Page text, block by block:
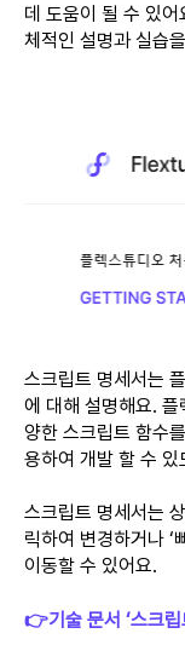
데 도움이 될 수 있
체적인 설명과 실습
스크립트 명세서는
에 대해 설명해요.
양한 스크립트 함수
용하여 개발 할 수
스크립트 명세서는
릭하여 변경하거나 ‘
이동할 수 있어요.
👉기술 문서 ‘스크립